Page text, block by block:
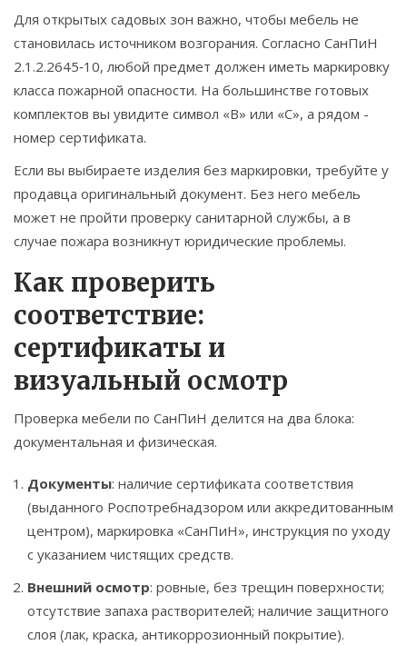
Для открытых садовых зон важно, чтобы мебель не
становилась источником возгорания. Согласно СанПиН
2.1.2.2645‑10, любой предмет должен иметь маркировку
класса пожарной опасности. На большинстве готовых
комплектов вы увидите символ «B» или «C», а рядом -
номер сертификата.
Если вы выбираете изделия без маркировки, требуйте у
продавца оригинальный документ. Без него мебель
может не пройти проверку санитарной службы, а в
случае пожара возникнут юридические проблемы.
Как проверить
соответствие:
сертификаты и
визуальный осмотр
Проверка мебели по СанПиН делится на два блока:
документальная и физическая.
Документы: наличие сертификата соответствия
(выданного Роспотребнадзором или аккредитованным
центром), маркировка «СанПиН», инструкция по уходу
с указанием чистящих средств.
Внешний осмотр: ровные, без трещин поверхности;
отсутствие запаха растворителей; наличие защитного
слоя (лак, краска, антикоррозионный покрытие).